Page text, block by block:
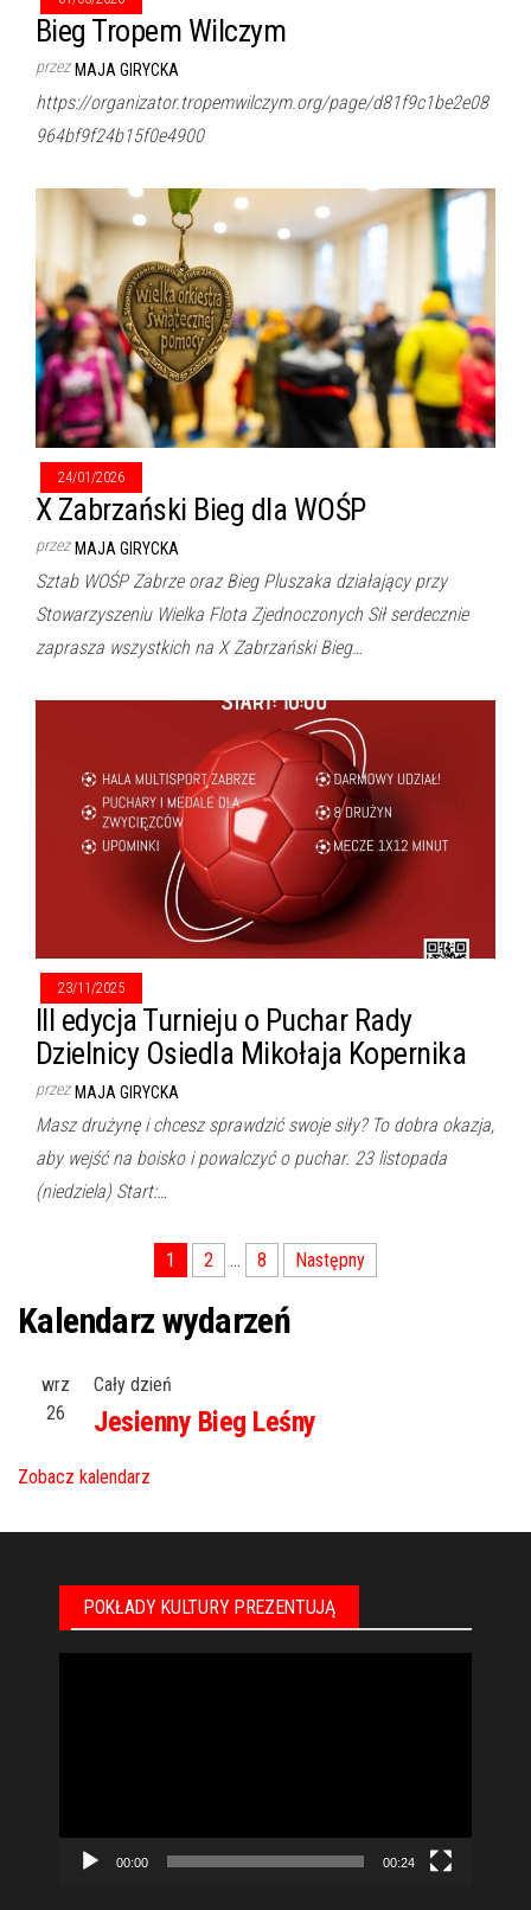
Bieg Tropem Wilczym
przez MAJA GIRYCKA
https://organizator.tropemwilczym.org/page/d81f9c1be2e08
964bf9f24b15f0e4900
24/01/2026
X Zabrzański Bieg dla WOŚP
przez MAJA GIRYCKA
Sztab WOŚP Zabrze oraz Bieg Pluszaka działający przy
Stowarzyszeniu Wielka Flota Zjednoczonych Sił serdecznie
zaprasza wszystkich na X Zabrzański Bieg…
23/11/2025
III edycja Turnieju o Puchar Rady
Dzielnicy Osiedla Mikołaja Kopernika
przez MAJA GIRYCKA
Masz drużynę i chcesz sprawdzić swoje siły? To dobra okazja,
aby wejść na boisko i powalczyć o puchar. 23 listopada
(niedziela) Start:…
po
wpisach
1 2 … 8 Następny
Kalendarz wydarzeń
wrz
26
Cały dzień
Jesienny Bieg Leśny
Zobacz kalendarz
POKŁADY KULTURY PREZENTUJĄ
00:00 00:24